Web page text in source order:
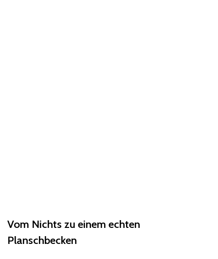
Vom Nichts zu einem echten
Planschbecken